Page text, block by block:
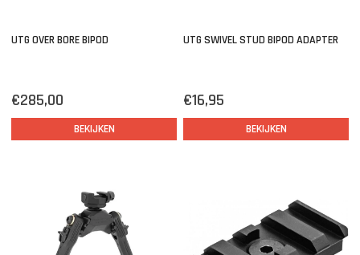
UTG OVER BORE BIPOD
€285,00
BEKIJKEN
UTG SWIVEL STUD BIPOD ADAPTER
€16,95
BEKIJKEN